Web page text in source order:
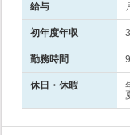
給与
初年度年収
勤務時間
休日・休暇